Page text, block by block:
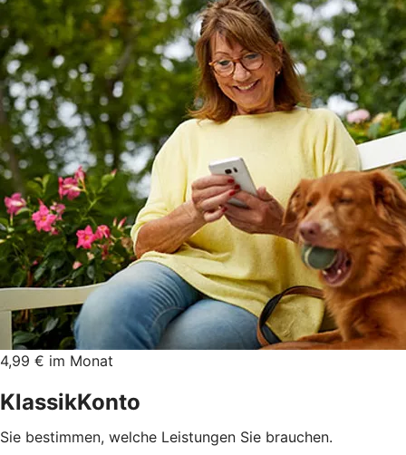
4,99 € im Monat
KlassikKonto
Sie bestimmen, welche Leistungen Sie brauchen.